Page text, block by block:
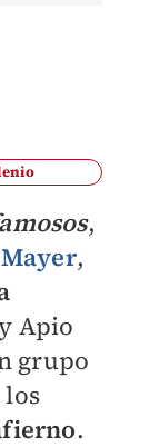
,
,
Apio
grupo
los
.